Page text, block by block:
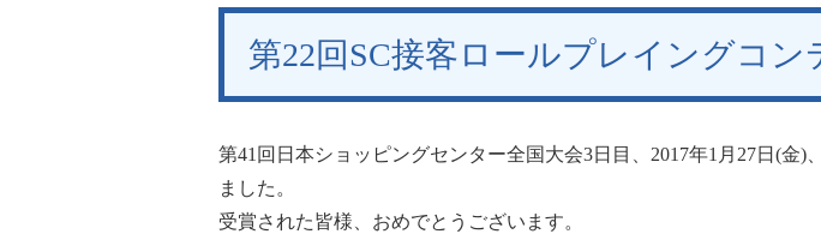
第22回SC接客ロールプレイングコン
第41回日本ショッピングセンター全国大会3日目、2017年1月27日(金
ました。
受賞された皆様、おめでとうございます。